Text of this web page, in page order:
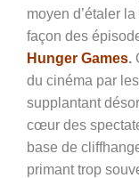
moyen d’étaler
façon des
Hunger Games.
du cinéma par
supplantant
cœur des
base de
primant trop